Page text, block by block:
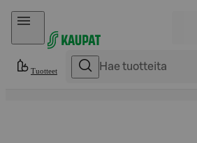
Hyppää sisältöön
Tuotteet